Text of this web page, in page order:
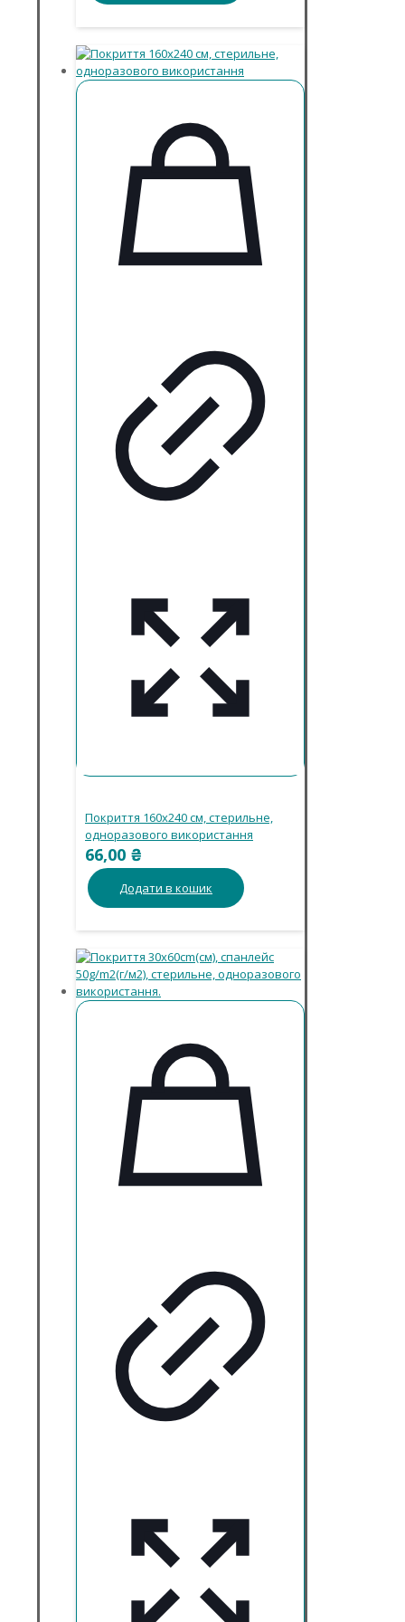
Покриття 160х240 см, стерильне,
одноразового використання
66,00 ₴
Додати в кошик